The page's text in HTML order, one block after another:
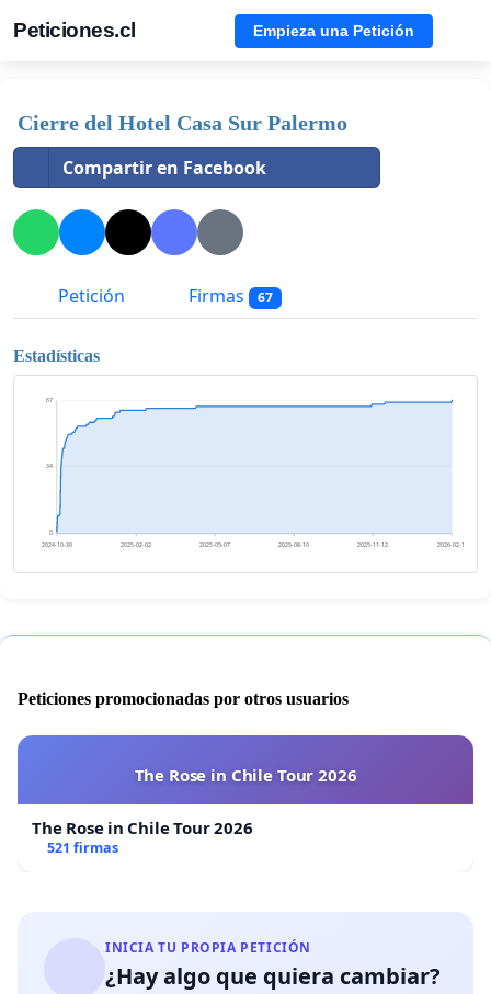
Peticiones.cl Empieza una Petición
Cierre del Hotel Casa Sur Palermo
Compartir en Facebook
Petición Firmas 67
Estadísticas
0
34
67
2024-10-30 2025-02-02 2025-05-07 2025-08-10 2025-11-12 2026-02-15
Peticiones promocionadas por otros usuarios
The Rose in Chile Tour 2026
The Rose in Chile Tour 2026
521 firmas
INICIA TU PROPIA PETICIÓN
¿Hay algo que quiera cambiar?